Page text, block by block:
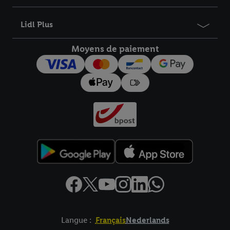
Lidl Plus
Moyens de paiement
Langue : FrançaisNederlands
informations sur la durée de conservation des données et votre
pour l’avenir dans notre
déclaration relative à la protection des